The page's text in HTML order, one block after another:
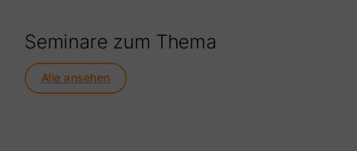
Seminare zum Thema
Alle ansehen